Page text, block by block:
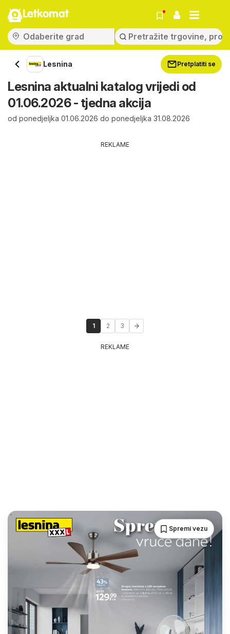
Letkomat
Lesnina Pretplatiti se
Lesnina aktualni katalog vrijedi od
01.06.2026 - tjedna akcija
od ponedjeljka 01.06.2026 do ponedjeljka 31.08.2026
REKLAME
1 2 3
REKLAME
Spremi vezu